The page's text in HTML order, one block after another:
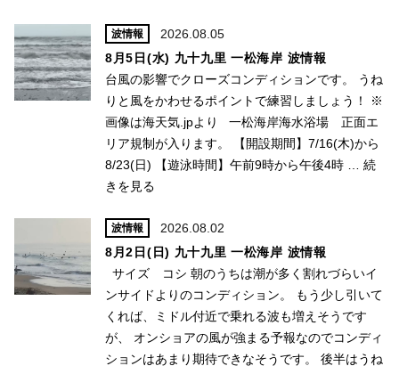
波情報
2026.08.05
8月5日(水) 九十九里 一松海岸 波情報
台風の影響でクローズコンディションです。 うね
りと風をかわせるポイントで練習しましょう！ ※
画像は海天気.jpより 一松海岸海水浴場 正面エ
リア規制が入ります。 【開設期間】7/16(木)から
8/23(日) 【遊泳時間】午前9時から午後4時 … 続
きを見る
波情報
2026.08.02
8月2日(日) 九十九里 一松海岸 波情報
サイズ コシ 朝のうちは潮が多く割れづらいイ
ンサイドよりのコンディション。 もう少し引いて
くれば、ミドル付近で乗れる波も増えそうです
が、 オンショアの風が強まる予報なのでコンディ
ションはあまり期待できなそうです。 後半はうね